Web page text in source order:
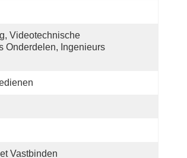
Videotechnische
Onderdelen, Ingenieurs
Vastbinden